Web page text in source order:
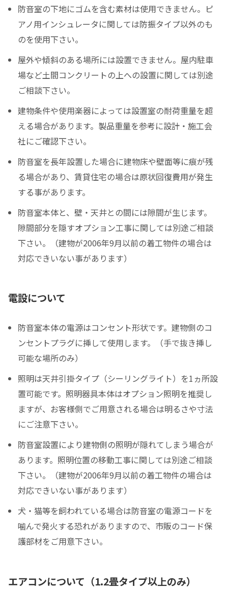
防音室の下地にゴムを含む素材は使用できません。ピ
アノ用インシュレータに関しては防振タイプ以外のも
のを使用下さい。
屋外や傾斜のある場所には設置できません。屋内駐車
場など土間コンクリートの上への設置に関しては別途
ご相談下さい。
建物条件や使用楽器によっては設置室の耐荷重量を超
える場合があります。製品重量を参考に設計・施工会
社にご確認下さい。
防音室を長年設置した場合に建物床や壁面等に痕が残
る場合があり、賃貸住宅の場合は原状回復費用が発生
する事があります。
防音室本体と、壁・天井との間には隙間が生じます。
隙間部分を隠すオプション工事に関しては別途ご相談
下さい。（建物が2006年9月以前の着工物件の場合は
対応できいない事があります）
電設について
防音室本体の電源はコンセント形状です。建物側のコ
ンセントプラグに挿して使用します。（手で抜き挿し
可能な場所のみ）
照明は天井引掛タイプ（シーリングライト）を1ヵ所設
置可能です。照明器具本体はオプション照明を推奨し
ますが、お客様側でご用意される場合は明るさや寸法
にご注意下さい。
防音室設置により建物側の照明が隠れてしまう場合が
あります。照明位置の移動工事に関しては別途ご相談
下さい。（建物が2006年9月以前の着工物件の場合は
対応できいない事があります）
犬・猫等を飼われている場合は防音室の電源コードを
噛んで発火する恐れがありますので、市販のコード保
護部材をご用意下さい。
エアコンについて（1.2畳タイプ以上のみ）